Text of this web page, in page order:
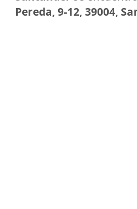
Pereda, 9-12, 39004,